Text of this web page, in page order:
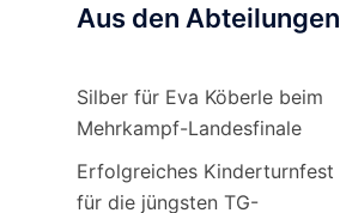
Aus den Abteilungen
Silber für Eva Köberle beim
Mehrkampf-Landesfinale
Erfolgreiches Kinderturnfest
für die jüngsten TG-